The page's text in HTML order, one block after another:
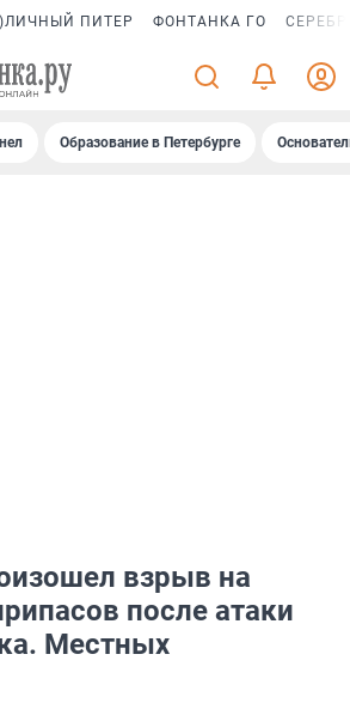
ПИТЕР ФОНТАНКА ГО
Образование в Петербурге
взрыв на
после атаки
Местных